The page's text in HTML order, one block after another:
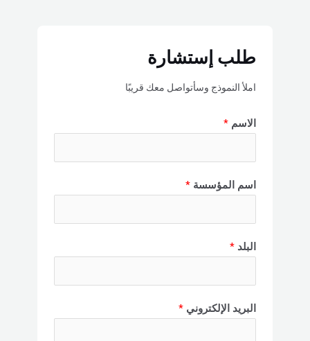
طلب إستشارة
املأ النموذج وسأتواصل معك قريبًا
الاسم *
اسم المؤسسة *
البلد *
البريد الإلكتروني *